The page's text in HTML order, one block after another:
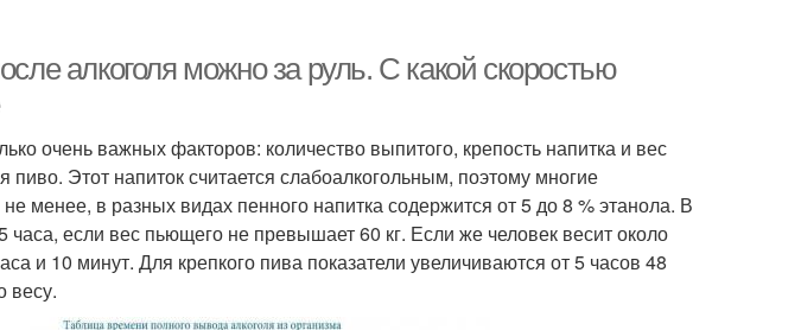
алкоголя можно за руль. С какой скоростью
очень важных факторов: количество выпитого, крепость напитка и вес
пиво. Этот напиток считается слабоалкогольным, поэтому многие
менее, в разных видах пенного напитка содержится от 5 до 8 % этанола. В
если вес пьющего не превышает 60 кг. Если же человек весит около
и 10 минут. Для крепкого пива показатели увеличиваются от 5 часов 48
весу.